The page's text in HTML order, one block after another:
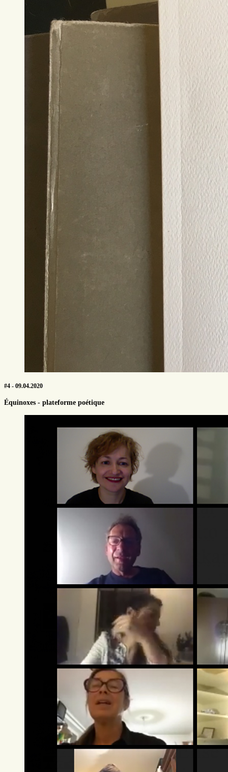
#4 - 09.04.2020
Équinoxes - plateforme poétique